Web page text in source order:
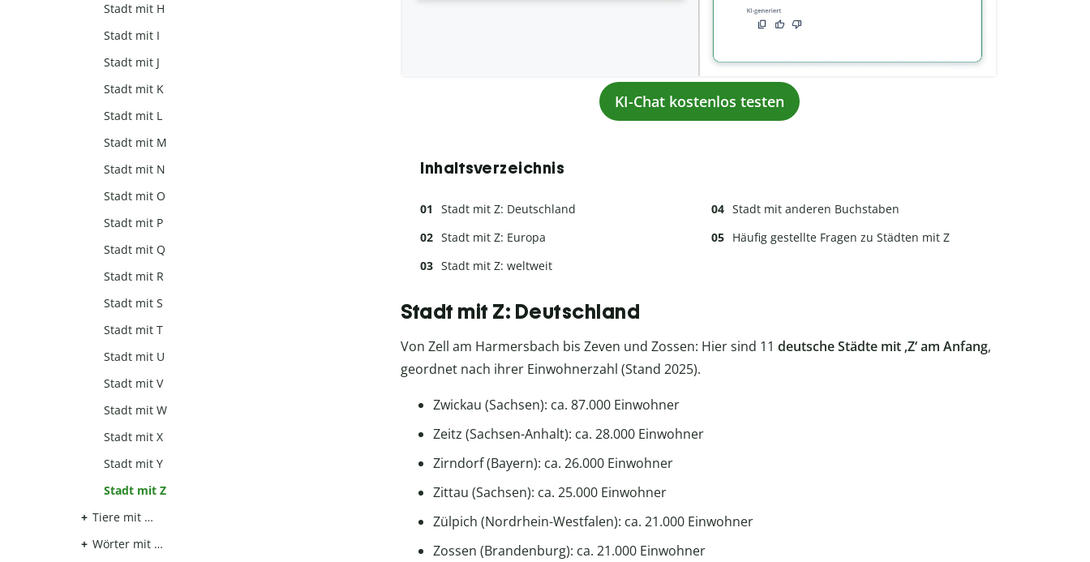
KI-Chat kostenlos testen
Inhaltsverzeichnis
Stadt mit Z: Deutschland
Stadt mit Z: Europa
Stadt mit Z: weltweit
Stadt mit anderen Buchstaben
Häufig gestellte Fragen zu Städten mit Z
Stadt mit Z: Deutschland
Von Zell am Harmersbach bis Zeven und Zossen: Hier sind 11 deutsche Städte mit ‚Z‘am Anfang,
geordnet nach ihrer Einwohnerzahl (Stand 2025).
Zwickau (Sachsen): ca. 87.000 Einwohner
Zeitz (Sachsen-Anhalt): ca. 28.000 Einwohner
Zirndorf (Bayern): ca. 26.000 Einwohner
Zittau (Sachsen): ca. 25.000 Einwohner
Zülpich (Nordrhein-Westfalen): ca. 21.000 Einwohner
Zossen (Brandenburg): ca. 21.000 Einwohner
Stadt mit H
Stadt mit I
Stadt mit J
Stadt mit K
Stadt mit L
Stadt mit M
Stadt mit N
Stadt mit O
Stadt mit P
Stadt mit Q
Stadt mit R
Stadt mit S
Stadt mit T
Stadt mit U
Stadt mit V
Stadt mit W
Stadt mit X
Stadt mit Y
Stadt mit Z
Tiere mit …
Wörter mit …